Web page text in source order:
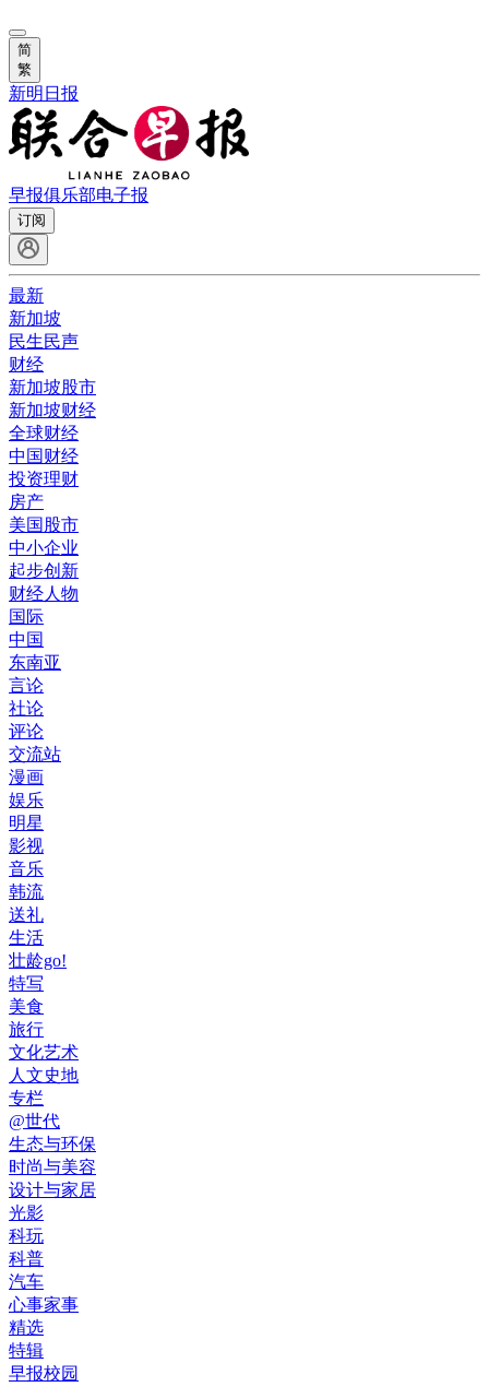
简
繁
新明日报
早报俱乐部电子报
订阅
最新
新加坡
民生民声
财经
新加坡股市
新加坡财经
全球财经
中国财经
投资理财
房产
美国股市
中小企业
起步创新
财经人物
国际
中国
东南亚
言论
社论
评论
交流站
漫画
娱乐
明星
影视
音乐
韩流
送礼
生活
壮龄go!
特写
美食
旅行
文化艺术
人文史地
专栏
@世代
生态与环保
时尚与美容
设计与家居
光影
科玩
科普
汽车
心事家事
精选
特辑
早报校园